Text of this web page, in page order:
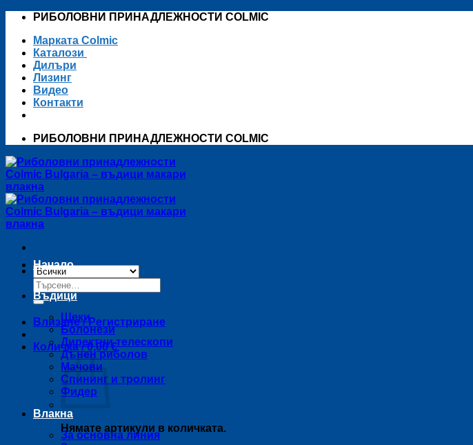
Skip
content
РИБОЛОВНИ ПРИНАДЛЕЖНОСТИ COLMIC
Марката Colmic
Каталози
Дилъри
Лизинг
Видео
Контакти
РИБОЛОВНИ ПРИНАДЛЕЖНОСТИ COLMIC
Търсене
за:
Влизане / Регистриране
Количка /0,00€
Нямате артикули в количката.
Начало
Въдици
Щеки
Болонези
Директни телескопи
Дънен риболов
Мачови
Спининг и тролинг
Фидер
Влакна
За основна линия